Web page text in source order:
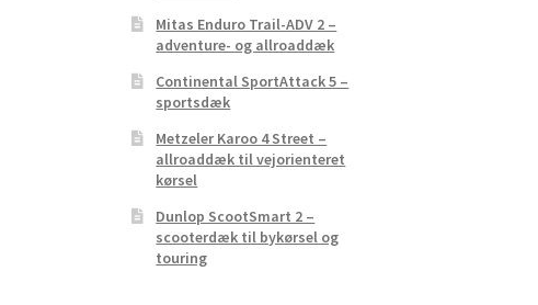
Mitas Enduro Trail-ADV 2 –
adventure- og allroaddæk
Continental SportAttack 5 –
sportsdæk
Metzeler Karoo 4 Street –
allroaddæk til vejorienteret
kørsel
Dunlop ScootSmart 2 –
scooterdæk til bykørsel og
touring